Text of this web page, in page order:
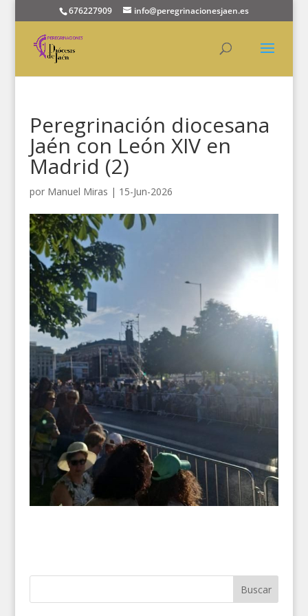
676227909 info@peregrinacionesjaen.es
Peregrinación diocesana
Jaén con León XIV en
Madrid (2)
por Manuel Miras | 15-Jun-2026